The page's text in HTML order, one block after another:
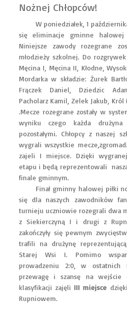
Nożnej Chłopców!
W poniedziałek, 1
się eliminacje gminne halowej
Niniejsze zawody rozegrane
młodzieży szkolnej. Do
Męcina I, Męcina II, Kłodne,
Mordarka w składzie: Żurek
Frączek Daniel, Dziedzic
Pacholarz Kamil, Zelek Jakub, Król
.Mecze rozegrane zostały w
wyniku czego każda drużyna
pozostałymi. Chłopcy z naszej
wygrali wszystkie
zajeli I miejsce. Dzięki
etapu i będą reprezentowali
finale gminnym.
Finał gminny halowej piłki
się dla naszych zawodników
turnieju uczniowie rozegrali dwa
z Siekierczyną I i drugi z
zakończyły się pewnym
trafili na drużynę
Starej Wsi I. Pomimo
prowadzeniu 2:0, w ostatnich
przewagę i szansę na wejście
klasyfikacji zajęli III miejsce
Rupniowem.